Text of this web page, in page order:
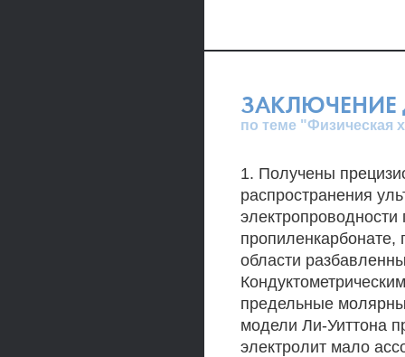
ЗАКЛЮЧЕНИЕ
по теме "Физическая
1. Получены
распространения
пропиленкарбонате,
области
предельные
модели Ли-Уиттона
электролит мало